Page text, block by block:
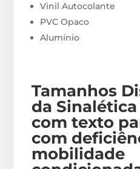
Vinil Autocolante
PVC Opaco
Alumínio
Tamanhos
da
com texto
com
mobilidade